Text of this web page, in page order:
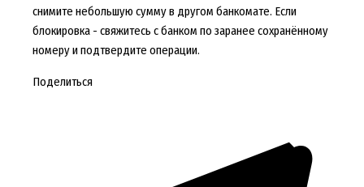
снимите небольшую сумму в другом банкомате. Если
блокировка - свяжитесь с банком по заранее сохранённому
номеру и подтвердите операции.
Поделиться